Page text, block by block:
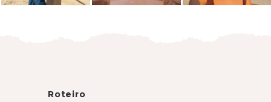
Roteiro